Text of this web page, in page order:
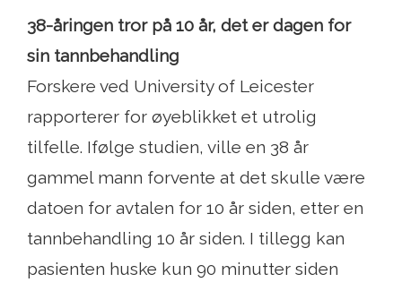
38-åringen tror på 10 år, det er dagen for
sin tannbehandling
Forskere ved University of Leicester
rapporterer for øyeblikket et utrolig
tilfelle. Ifølge studien, ville en 38 år
gammel mann forvente at det skulle være
datoen for avtalen for 10 år siden, etter en
tannbehandling 10 år siden. I tillegg kan
pasienten huske kun 90 minutter siden